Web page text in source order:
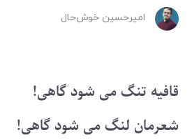
امیرحسین ‌خوش‌حال
قافیه تنگ می شود گاهی!
شعرمان لنگ می شود گاهی!